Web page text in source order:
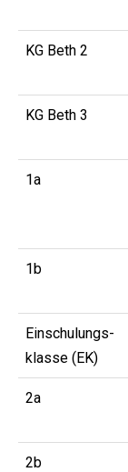
KG Beth 2
KG Beth 3
1a
1b
Einschulungs-
klasse (EK)
2a
2b